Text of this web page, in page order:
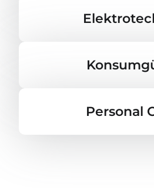
Personal